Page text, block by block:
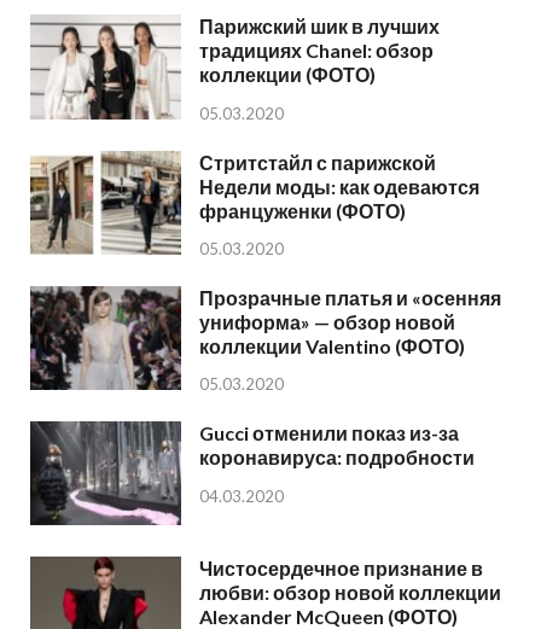
Парижский шик в лучших
традициях Chanel: обзор
коллекции (ФОТО)
05.03.2020
Стритстайл с парижской
Недели моды: как одеваются
француженки (ФОТО)
05.03.2020
Прозрачные платья и «осенняя
униформа» — обзор новой
коллекции Valentino (ФОТО)
05.03.2020
Gucci отменили показ из-за
коронавируса: подробности
04.03.2020
Чистосердечное признание в
любви: обзор новой коллекции
Alexander McQueen (ФОТО)